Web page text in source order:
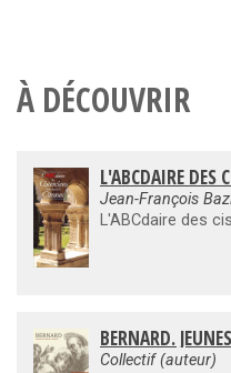
À DÉCOUVRIR
BERNARD.
Collectif (auteur)